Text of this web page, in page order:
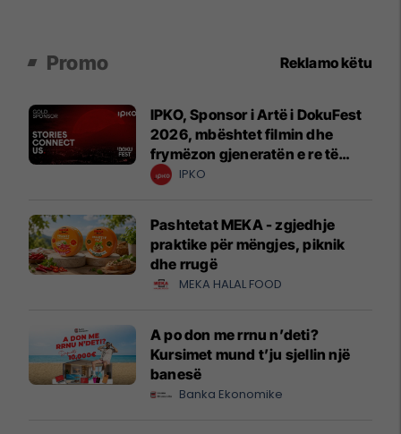
Promo Reklamo këtu
IPKO, Sponsor i Artë i DokuFest
2026, mbështet filmin dhe
frymëzon gjeneratën e re të
krijuesve
IPKO
Pashtetat MEKA - zgjedhje
praktike për mëngjes, piknik
dhe rrugë
MEKA HALAL FOOD
A po don me rrnu n’deti?
Kursimet mund t’ju sjellin një
banesë
Banka Ekonomike